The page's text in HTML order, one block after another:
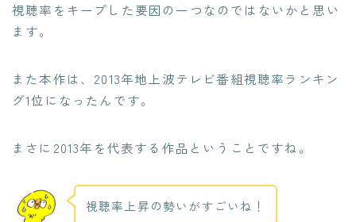
視聴率をキープした要因の一つなのではないかと思い
ます。
また本作は、2013年地上波テレビ番組視聴率ランキン
グ1位になったんです。
まさに2013年を代表する作品ということですね。
視聴率上昇の勢いがすごいね！